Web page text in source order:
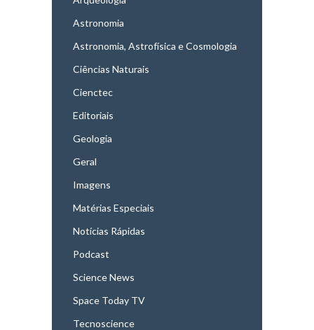
Astronomia
Astronomia, Astrofísica e Cosmologia
Ciências Naturais
Cienctec
Editoriais
Geologia
Geral
Imagens
Matérias Especiais
Notícias Rápidas
Podcast
Science News
Space Today TV
Tecnoscience